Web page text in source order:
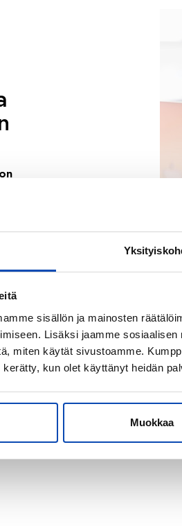
sisällön ja mainosten
Lisäksi jaamme
miten käytät sivustoamme.
kun olet käyttänyt heidän
Muokkaa
juuri sinulle
sen
sijoitus-